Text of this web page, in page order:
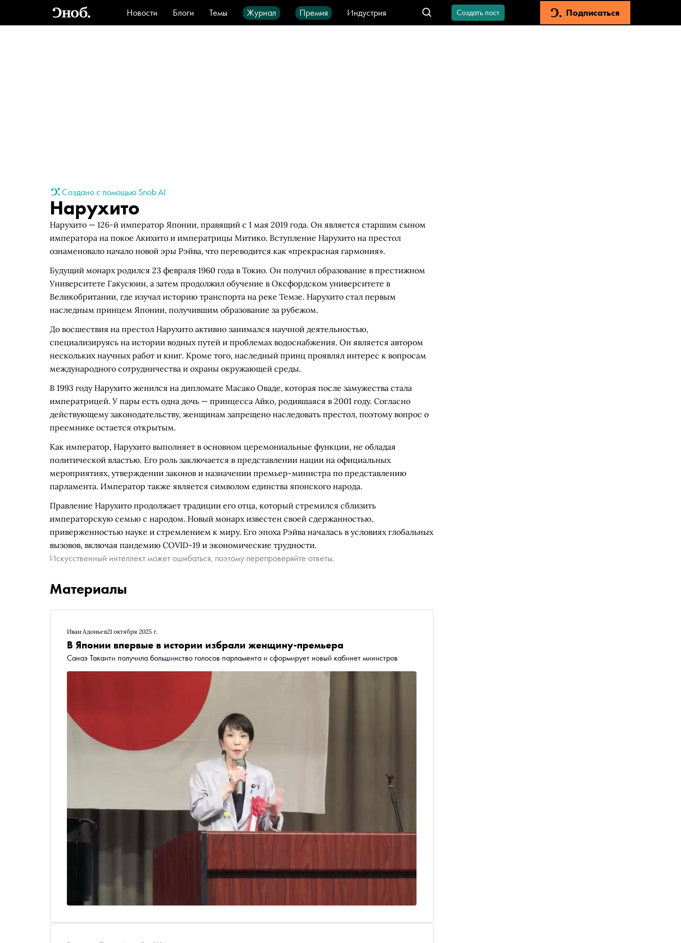
Новости Блоги Темы Журнал Премия
Индустрия
Стиль
Видео Город IT-продукты
Создать пост Подписаться
Создано с помощью Snob AI
Нарухито
Нарухито — 126-й император Японии, правящий с 1 мая 2019 года. Он является старшим сыном
императора на покое Акихито и императрицы Митико. Вступление Нарухито на престол
ознаменовало начало новой эры Рэйва, что переводится как «прекрасная гармония».
Будущий монарх родился 23 февраля 1960 года в Токио. Он получил образование в престижном
Университете Гакусюин, а затем продолжил обучение в Оксфордском университете в
Великобритании, где изучал историю транспорта на реке Темзе. Нарухито стал первым
наследным принцем Японии, получившим образование за рубежом.
До восшествия на престол Нарухито активно занимался научной деятельностью,
специализируясь на истории водных путей и проблемах водоснабжения. Он является автором
нескольких научных работ и книг. Кроме того, наследный принц проявлял интерес к вопросам
международного сотрудничества и охраны окружающей среды.
В 1993 году Нарухито женился на дипломате Масако Оваде, которая после замужества стала
императрицей. У пары есть одна дочь — принцесса Айко, родившаяся в 2001 году. Согласно
действующему законодательству, женщинам запрещено наследовать престол, поэтому вопрос о
преемнике остается открытым.
Как император, Нарухито выполняет в основном церемониальные функции, не обладая
политической властью. Его роль заключается в представлении нации на официальных
мероприятиях, утверждении законов и назначении премьер-министра по представлению
парламента. Император также является символом единства японского народа.
Правление Нарухито продолжает традиции его отца, который стремился сблизить
императорскую семью с народом. Новый монарх известен своей сдержанностью,
приверженностью науке и стремлением к миру. Его эпоха Рэйва началась в условиях глобальных
вызовов, включая пандемию COVID-19 и экономические трудности.
Искусственный интеллект может ошибаться, поэтому перепроверяйте ответы.
Материалы
Иван Адоньев21 октября 2025 г.
В Японии впервые в истории избрали женщину-премьера
Санаэ Такаити получила большинство голосов парламента и сформирует новый кабинет министров